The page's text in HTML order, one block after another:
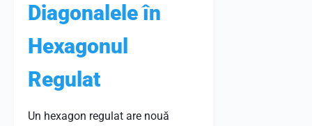
Diagonalele în
Hexagonul
Regulat
Un hexagon regulat are nouă